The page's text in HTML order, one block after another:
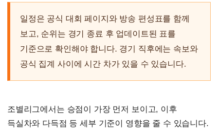
일정은 공식 대회 페이지와 방송 편성표를 함께
보고, 순위는 경기 종료 후 업데이트된 표를
기준으로 확인해야 합니다. 경기 직후에는 속보와
공식 집계 사이에 시간 차가 있을 수 있습니다.
조별리그에서는 승점이 가장 먼저 보이고, 이후
득실차와 다득점 등 세부 기준이 영향을 줄 수 있습니다.